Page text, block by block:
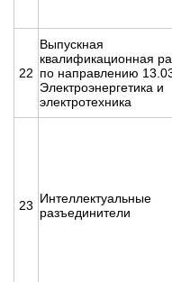
22
Выпускная
квалификационная
по направлению
Электроэнергетика и
электротехника
23 Интеллектуальные
разъединители